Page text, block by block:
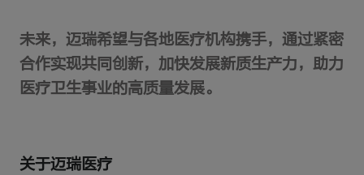
未来，迈瑞希望与各地医疗机构携手，通过紧密
合作实现共同创新，加快发展新质生产力，助力
医疗卫生事业的高质量发展。
关于迈瑞医疗